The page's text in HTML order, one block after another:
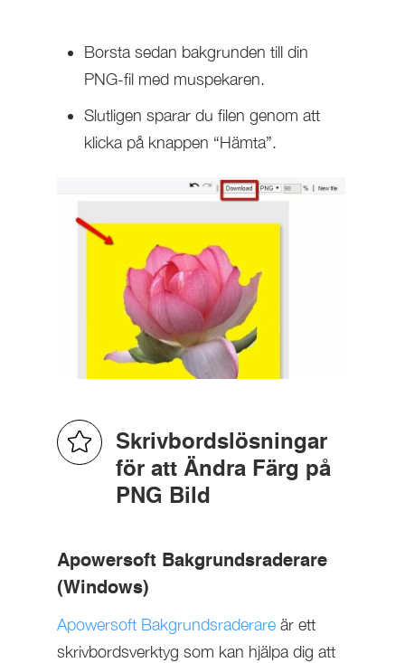
Borsta sedan bakgrunden till din
PNG-fil med muspekaren.
Slutligen sparar du filen genom att
klicka på knappen “Hämta”.
Skrivbordslösningar
för att Ändra Färg på
PNG Bild
Apowersoft Bakgrundsraderare
(Windows)
Apowersoft Bakgrundsraderareär ett
skrivbordsverktyg som kan hjälpa dig att